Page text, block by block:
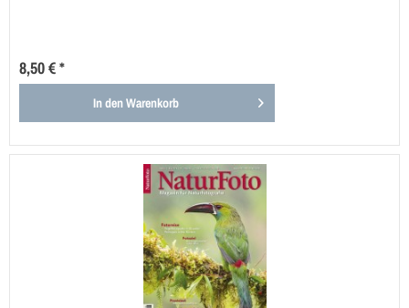
8,50 € *
In denWarenkorb